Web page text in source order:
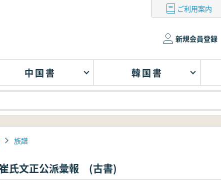
ご利用案内
新規会員登録
中国書 韓国書
族譜
氏文正公派彙報 (古書)